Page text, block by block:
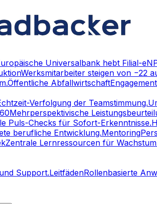
Universalbank hebt Filial-
Werksmitarbeiter steigen von −22
Öffentliche Abfallwirtschaft
Verfolgung der Teamstimmung.
Mehrperspektivische
Puls-Checks für Sofort-Erkenntnisse.
berufliche Entwicklung.Mentoring
Zentrale Lernressourcen für
Support.LeitfädenRollenbasierte